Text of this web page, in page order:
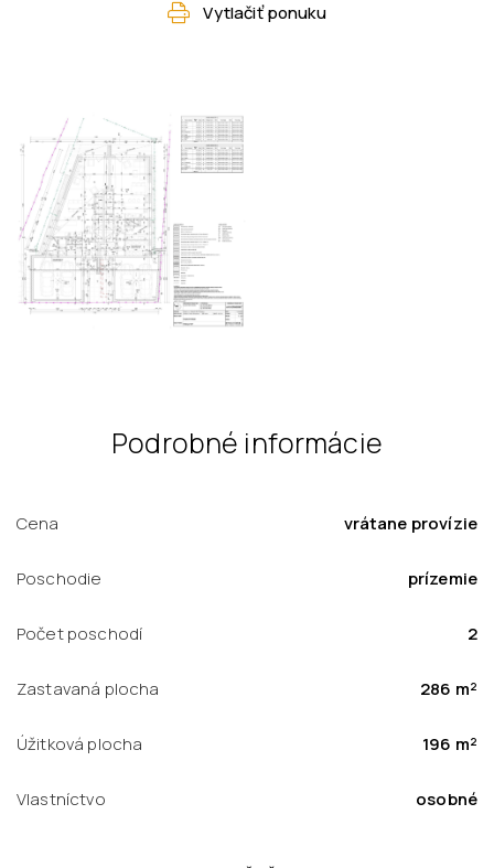
Vytlačiť ponuku
Podrobné informácie
Cena vrátane provízie
Poschodie prízemie
Počet poschodí 2
Zastavaná plocha 286 m²
Úžitková plocha 196 m²
Vlastníctvo osobné